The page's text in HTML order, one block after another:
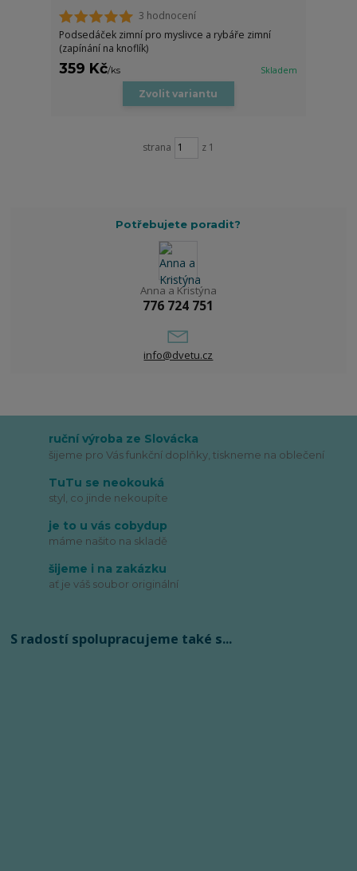
3 hodnocení
Podsedáček zimní pro myslivce a rybáře zimní
(zapínání na knoflík)
359 Kč/ks Skladem
Zvolit variantu
strana z 1
Potřebujete poradit?
Anna a Kristýna
776 724 751
info@dvetu.cz
ruční výroba ze Slovácka
šijeme pro Vás funkční doplňky, tiskneme na oblečení
TuTu se neokouká
styl, co jinde nekoupíte
je to u vás cobydup
máme našito na skladě
šijeme i na zakázku
ať je váš soubor originální
S radostí spolupracujeme také s...